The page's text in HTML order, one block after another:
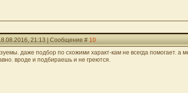
21:13 | Сообщение #10
даже подбор по схожими характ-кам не всегда помогает. а
вроде и подбираешь и не греются.